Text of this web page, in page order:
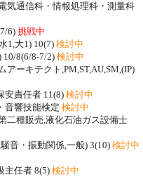
気通信科・情報処理科・測量科
6) 挑戦中
1,大1) 10(7)検討中
10/8(6/8-7/2)検討中
アーキテクト,PM,ST,AU,SM,(IP)
安責任者 11(8)検討中
音響技能検定 検討中
二種販売,液化石油ガス設備士
音・振動関係,一般) 3(10)検討中
主任者 8(5) 検討中